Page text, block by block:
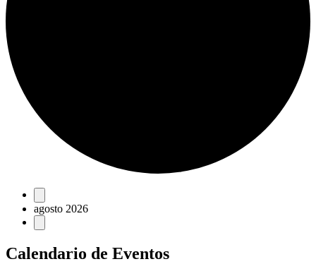
Eventos
agosto 2026
Calendario de Eventos